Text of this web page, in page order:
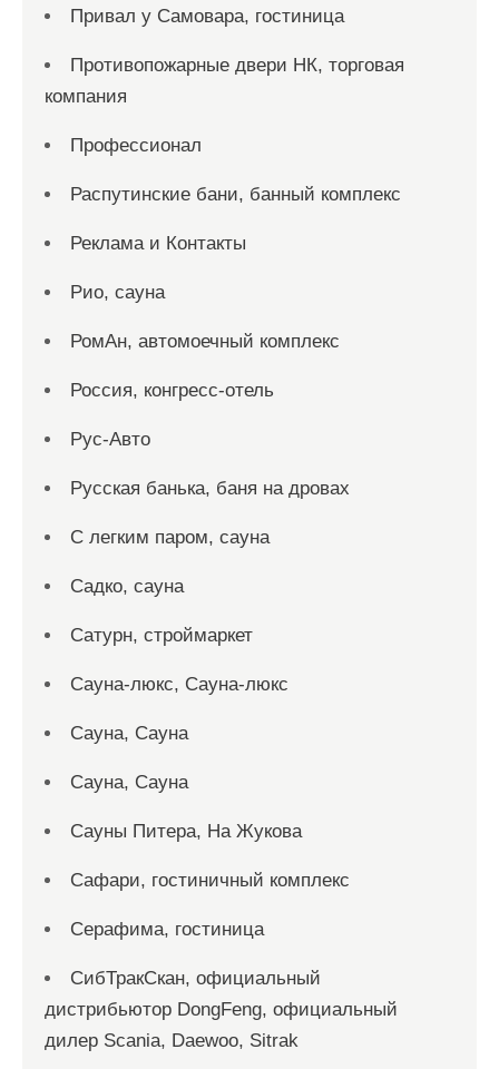
Привал у Самовара, гостиница
Противопожарные двери НК, торговая
компания
Профессионал
Распутинские бани, банный комплекс
Реклама и Контакты
Рио, сауна
РомАн, автомоечный комплекс
Россия, конгресс-отель
Рус-Авто
Русская банька, баня на дровах
С легким паром, сауна
Садко, сауна
Сатурн, строймаркет
Сауна-люкс, Сауна-люкс
Сауна, Сауна
Сауна, Сауна
Сауны Питера, На Жукова
Сафари, гостиничный комплекс
Серафима, гостиница
СибТракСкан, официальный
дистрибьютор DongFeng, официальный
дилер Scania, Daewoo, Sitrak